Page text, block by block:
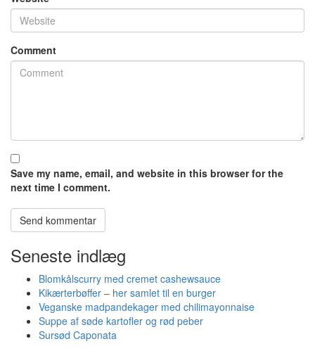
Comment
Save my name, email, and website in this browser for the
next time I comment.
Seneste indlæg
Blomkålscurry med cremet cashewsauce
Kikærterbøffer – her samlet til en burger
Veganske madpandekager med chilimayonnaise
Suppe af søde kartofler og rød peber
Sursød Caponata